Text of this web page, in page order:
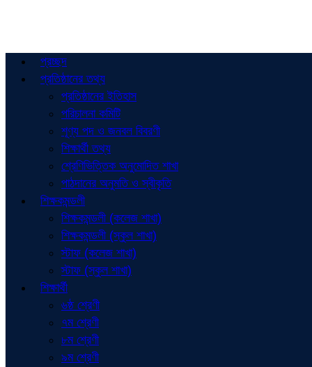
প্রচ্ছদ
প্রতিষ্ঠানের তথ্য
প্রতিষ্ঠানের ইতিহাস
পরিচালনা কমিটি
শূণ্য পদ ও জনবল বিবরণী
শিক্ষার্থী তথ্য
শ্রেণিভিত্তিক অনুমোদিত শাখা
পাঠদানের অনুমতি ও স্বীকৃতি
শিক্ষকমন্ডলী
শিক্ষকমন্ডলী (কলেজ শাখা)
শিক্ষকমন্ডলী (স্কুল শাখা)
স্টাফ (কলেজ শাখা)
স্টাফ (স্কুল শাখা)
শিক্ষার্থী
৬ষ্ঠ শ্রেণী
৭ম শ্রেণী
৮ম শ্রেণী
৯ম শ্রেণী